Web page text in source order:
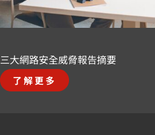
三大網路安全威脅報告摘要
了解更多